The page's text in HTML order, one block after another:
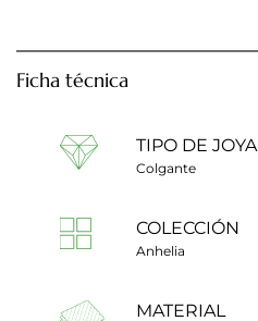
Ficha técnica
TIPO DE JOYA
Colgante
COLECCIÓN
Anhelia
MATERIAL